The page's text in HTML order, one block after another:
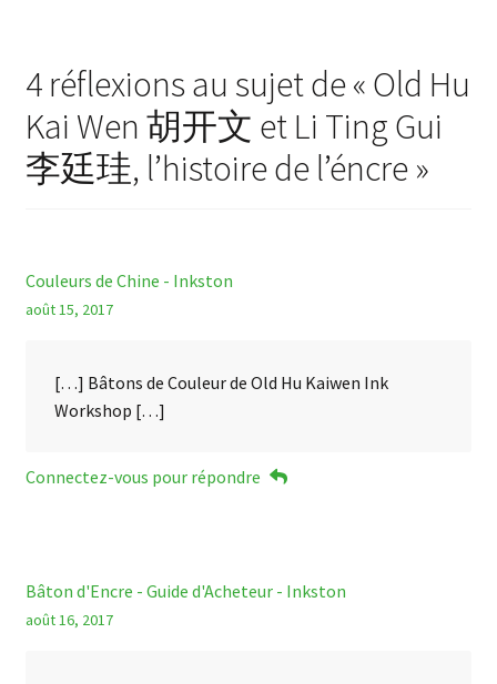
4 réflexions au sujet de « Old Hu
Kai Wen 胡开文 et Li Ting Gui
李廷珪, l’histoire de l’éncre»
Couleurs de Chine - Inkston
août 15, 2017
[…] Bâtons de Couleur de Old Hu Kaiwen Ink
Workshop […]
Connectez-vous pour répondre
Bâton d'Encre - Guide d'Acheteur - Inkston
août 16, 2017